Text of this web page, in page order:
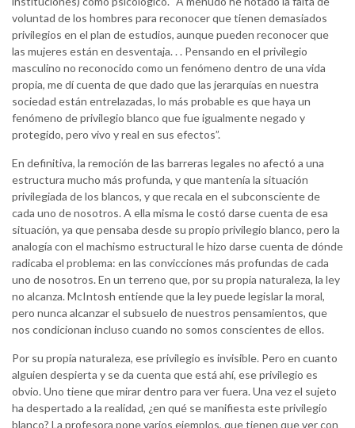
voluntad de los hombres para reconocer que tienen demasiados
privilegios en el plan de estudios, aunque pueden reconocer que
las mujeres están en desventaja. . . Pensando en el privilegio
masculino no reconocido como un fenómeno dentro de una vida
propia, me dí cuenta de que dado que las jerarquías en nuestra
sociedad están entrelazadas, lo más probable es que haya un
fenómeno de privilegio blanco que fue igualmente negado y
protegido, pero vivo y real en sus efectos”.
En definitiva, la remoción de las barreras legales no afectó a una
estructura mucho más profunda, y que mantenía la situación
privilegiada de los blancos, y que recala en el subconsciente de
cada uno de nosotros. A ella misma le costó darse cuenta de esa
situación, ya que pensaba desde su propio privilegio blanco, pero la
analogía con el machismo estructural le hizo darse cuenta de dónde
radicaba el problema: en las convicciones más profundas de cada
uno de nosotros. En un terreno que, por su propia naturaleza, la ley
no alcanza. McIntosh entiende que la ley puede legislar la moral,
pero nunca alcanzar el subsuelo de nuestros pensamientos, que
nos condicionan incluso cuando no somos conscientes de ellos.
Por su propia naturaleza, ese privilegio es invisible. Pero en cuanto
alguien despierta y se da cuenta que está ahí, ese privilegio es
obvio. Uno tiene que mirar dentro para ver fuera. Una vez el sujeto
ha despertado a la realidad, ¿en qué se manifiesta este privilegio
blanco? La profesora pone varios ejemplos, que tienen que ver con